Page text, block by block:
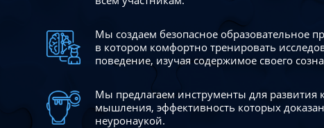
Мы создаем безопасное образовательное
в котором комфортно тренировать
поведение, изучая содержимое своего
Мы предлагаем инструменты для развития
мышления, эффективность которых
неуронаукой.